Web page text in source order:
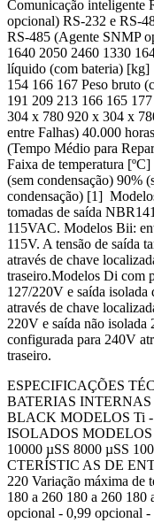
Comunicação inteligente
opcional) RS-232 e RS-
RS-485 (Agente SNMP
1640 2050 2460 1330
líquido (com bateria) [kg]
154 166 167 Peso bruto
191 209 213 166 165
304 x 780 920 x 304 x
entre Falhas) 40.000
(Tempo Médio para
Faixa de temperatura
(sem condensação) 90%
condensação) [1]
tomadas de saída
115VAC. Modelos Bii:
115V. A tensão de saída
através de chave
traseiro.Modelos Di com
127/220V e saída
através de chave
220V e saída não isolada
configurada para 240V
traseiro.
ESPECIFICAÇÕES
BATERIAS
BLACK MODELOS Ti
ISOLADOS MODELOS
10000 µSS 8000 µSS
CTERÍSTIC AS DE
220 Variação máxima de
180 a 260 180 a 260
opcional - 0,99 opcional